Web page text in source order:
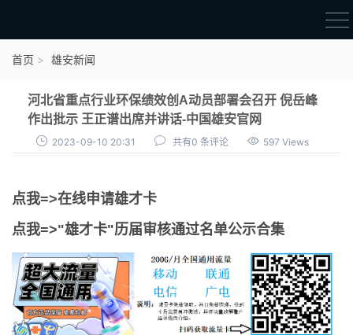
点我申领雄才卡
审核通过公示
首页 雄安新闻
河北省重点行业环保绩效创A动员部署会召开 倪岳峰
作出批示 王正谱出席并讲话-中国雄安官网
2023-09-10 20:31 共有0 条评论 597 Views
点我=>在线申请雄才卡
点我=>"雄才卡"历届审核通过名单公示合集